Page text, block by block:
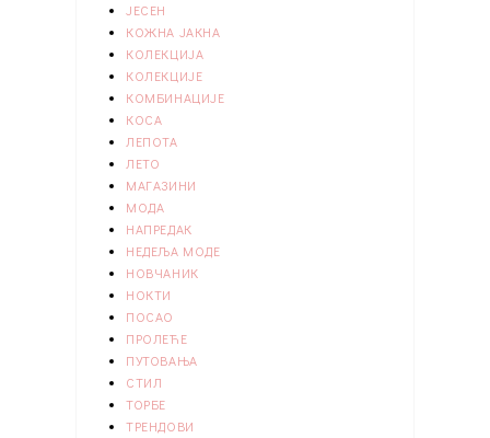
ЈЕСЕН
КОЖНА ЈАКНА
КОЛЕКЦИЈА
КОЛЕКЦИЈЕ
КОМБИНАЦИЈЕ
КОСА
ЛЕПОТА
ЛЕТО
МАГАЗИНИ
МОДА
НАПРЕДАК
НЕДЕЉА МОДЕ
НОВЧАНИК
НОКТИ
ПОСАО
ПРОЛЕЋЕ
ПУТОВАЊА
СТИЛ
ТОРБЕ
ТРЕНДОВИ